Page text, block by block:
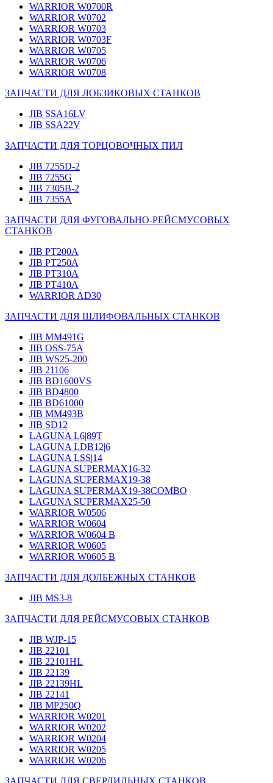
WARRIOR W0700R
WARRIOR W0702
WARRIOR W0703
WARRIOR W0703F
WARRIOR W0705
WARRIOR W0706
WARRIOR W0708
ЗАПЧАСТИ ДЛЯ ЛОБЗИКОВЫХ СТАНКОВ
JIB SSA16LV
JIB SSA22V
ЗАПЧАСТИ ДЛЯ ТОРЦОВОЧНЫХ ПИЛ
JIB 7255D-2
JIB 7255G
JIB 7305B-2
JIB 7355A
ЗАПЧАСТИ ДЛЯ ФУГОВАЛЬНО-РЕЙСМУСОВЫХ
СТАНКОВ
JIB PT200A
JIB PT250A
JIB PT310A
JIB PT410A
WARRIOR AD30
ЗАПЧАСТИ ДЛЯ ШЛИФОВАЛЬНЫХ СТАНКОВ
JIB MM491G
JIB OSS-75A
JIB WS25-200
JIB 21106
JIB BD1600VS
JIB BD4800
JIB BD61000
JIB MM493B
JIB SD12
LAGUNA L6|89T
LAGUNA LDB12|6
LAGUNA LSS|14
LAGUNA SUPERMAX16-32
LAGUNA SUPERMAX19-38
LAGUNA SUPERMAX19-38COMBO
LAGUNA SUPERMAX25-50
WARRIOR W0506
WARRIOR W0604
WARRIOR W0604 B
WARRIOR W0605
WARRIOR W0605 B
ЗАПЧАСТИ ДЛЯ ДОЛБЕЖНЫХ СТАНКОВ
JIB MS3-8
ЗАПЧАСТИ ДЛЯ РЕЙСМУСОВЫХ СТАНКОВ
JIB WJP-15
JIB 22101
JIB 22101HL
JIB 22139
JIB 22139HL
JIB 22141
JIB MP250Q
WARRIOR W0201
WARRIOR W0202
WARRIOR W0204
WARRIOR W0205
WARRIOR W0206